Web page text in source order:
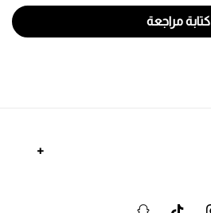
كتابة مراجعة